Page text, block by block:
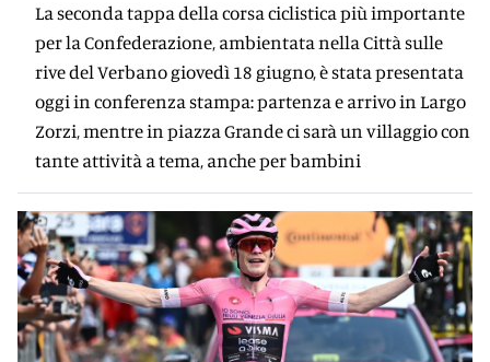
La seconda tappa della corsa ciclistica più importante
per la Confederazione, ambientata nella Città sulle
rive del Verbano giovedì 18 giugno, è stata presentata
oggi in conferenza stampa: partenza e arrivo in Largo
Zorzi, mentre in piazza Grande ci sarà un villaggio con
tante attività a tema, anche per bambini